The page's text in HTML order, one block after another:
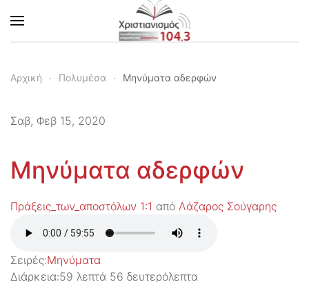
Skip to main content
Αρχική Πολυμέσα Μηνύματα αδερφών
Σαβ, Φεβ 15, 2020
Μηνύματα αδερφών
Πράξεις_των_αποστόλων 1:1 από Λάζαρος Σούγαρης
Σειρές:Μηνύματα
Διάρκεια:59 λεπτά 56 δευτερόλεπτα